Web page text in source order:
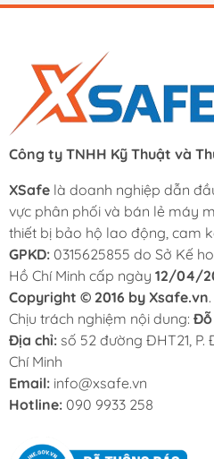
Công ty TNHH Kỹ Thuật và
XSafe là doanh nghiệp dẫn
vực phân phối và bán lẻ máy
thiết bị bảo hộ lao động, cam
GPKD: 0315625855 do Sở Kế
Hồ Chí Minh cấp ngày 12/04/
Copyright © 2016 by Xsafe.vn
Chịu trách nghiệm nội dung: Đỗ
Địa chỉ: số 52 đường ĐHT21,
Chí Minh
Email: info@xsafe.vn
Hotline: 090 9933 258